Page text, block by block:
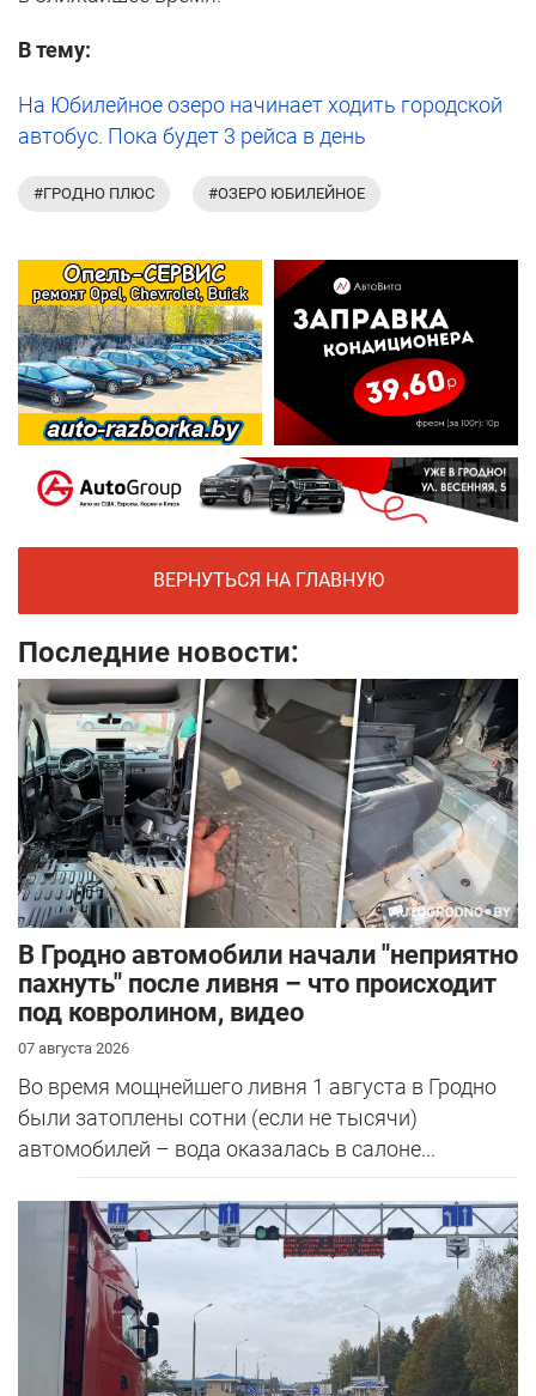
В тему:
На Юбилейное озеро начинает ходить городской
автобус. Пока будет 3 рейса в день
#ГРОДНО ПЛЮС #ОЗЕРО ЮБИЛЕЙНОЕ
ВЕРНУТЬСЯ НА ГЛАВНУЮ
Последние новости:
В Гродно автомобили начали "неприятно
пахнуть" после ливня – что происходит
под ковролином, видео
07 августа 2026
Во время мощнейшего ливня 1 августа в Гродно
были затоплены сотни (если не тысячи)
автомобилей – вода оказалась в салоне...